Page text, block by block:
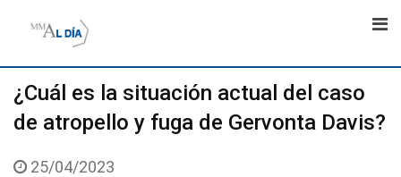
¿Cuál es la situación actual del caso
de atropello y fuga de Gervonta Davis?
25/04/2023